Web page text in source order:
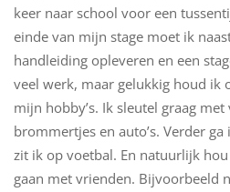
keer naar school voor een
einde van mijn stage moet ik
handleiding opleveren en een
veel werk, maar gelukkig houd ik
mijn hobby’s. Ik sleutel graag
brommertjes en auto’s. Verder
zit ik op voetbal. En natuurlijk
gaan met vrienden. Bijvoorbeeld